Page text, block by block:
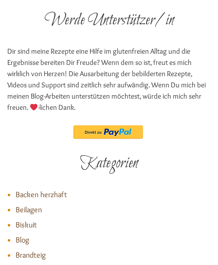
Werde Unterstützer/in
Dir sind meine Rezepte eine Hilfe im glutenfreien Alltag und die
Ergebnisse bereiten Dir Freude? Wenn dem so ist, freut es mich
wirklich von Herzen! Die Ausarbeitung der bebilderten Rezepte,
Videos und Support sind zeitlich sehr aufwändig. Wenn Du mich bei
meinen Blog-Arbeiten unterstützen möchtest, würde ich mich sehr
freuen.
-lichen Dank.
Kategorien
Backen herzhaft
Beilagen
Biskuit
Blog
Brandteig